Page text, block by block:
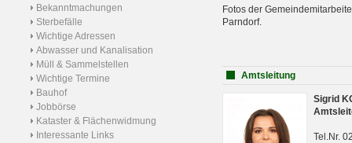
Bekanntmachungen
Sterbefälle
Wichtige Adressen
Abwasser und Kanalisation
Müll & Sammelstellen
Wichtige Termine
Bauhof
Jobbörse
Kataster & Flächenwidmung
Interessante Links
Fotos der
Parndorf.
Amtsleitung
Sigrid
Tel.Nr.